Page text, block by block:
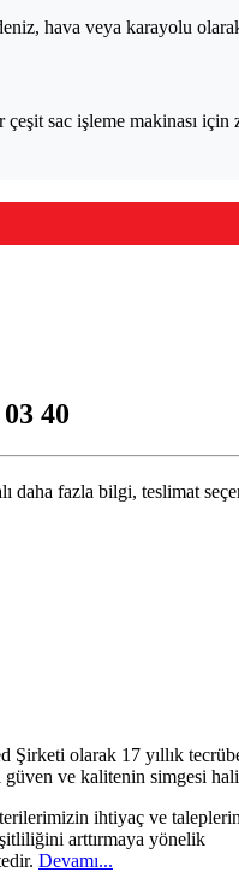
hava veya karayolu
çeşit sac işleme makinası
40
daha fazla bilgi, teslimat
Şirketi olarak 17 yıllık
güven ve kalitenin simgesi
ihtiyaç ve
arttırmaya yönelik
Devamı...